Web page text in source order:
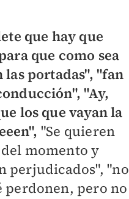
que hay que
que como sea
las portadas", "fan
"Ay,
los que vayan la
"Se quieren
momento y
perjudicados", "no
perdonen, pero no